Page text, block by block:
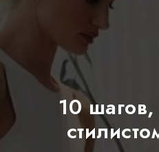
10 шагов,